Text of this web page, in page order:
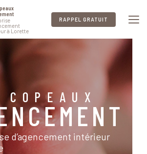
à Lorette
RAPPEL GRATUIT
COPEAUX
d’agencement intérieur